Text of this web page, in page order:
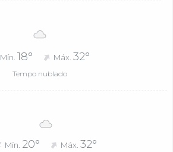
Mín. 18° Máx. 32°
Tempo nublado
Mín. 20° Máx.32°